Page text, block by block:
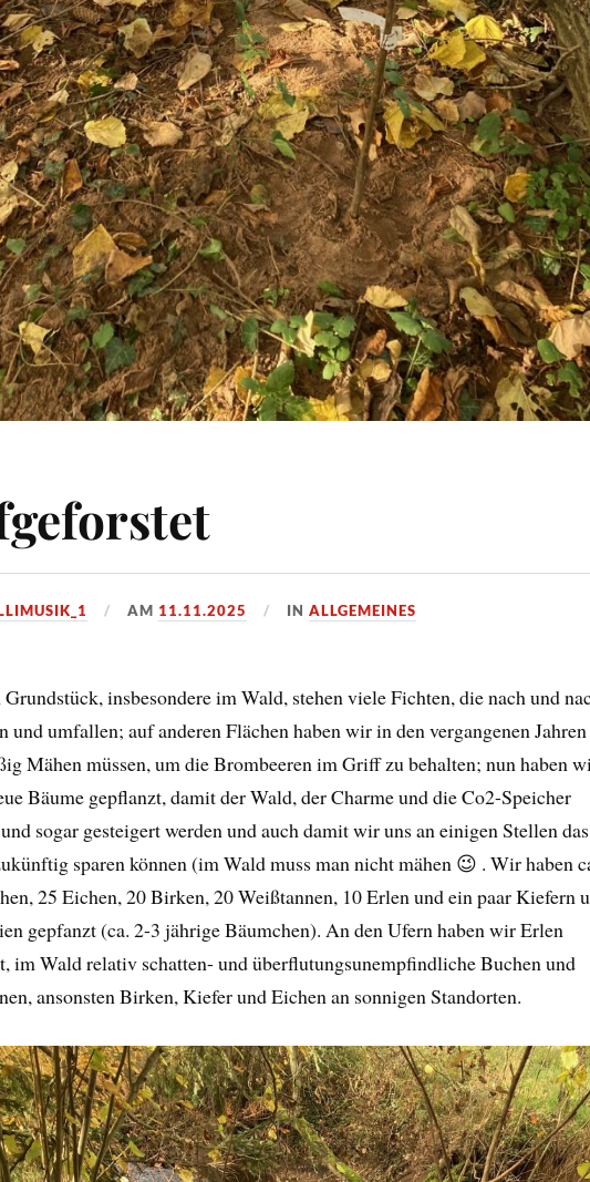
AM 11.11.2025 INALLGEMEINES
insbesondere im Wald, stehen viele Fichten, die nach und
und umfallen; auf anderen Flächen haben wir in den vergangenen Jahren
Mähen müssen, um die Brombeeren im Griff zu behalten; nun haben
Bäume gepflanzt, damit der Wald, der Charme und die Co2-Speicher
sogar gesteigert werden und auch damit wir uns an einigen Stellen das
sparen können (im Wald muss man nicht mähen 😉 . Wir haben
25 Eichen, 20 Birken, 20 Weißtannen, 10 Erlen und ein paar Kiefern
gepfanzt (ca. 2-3 jährige Bäumchen). An den Ufern haben wir Erlen
im Wald relativ schatten- und überflutungsunempfindliche Buchen und
ansonsten Birken, Kiefer und Eichen an sonnigen Standorten.